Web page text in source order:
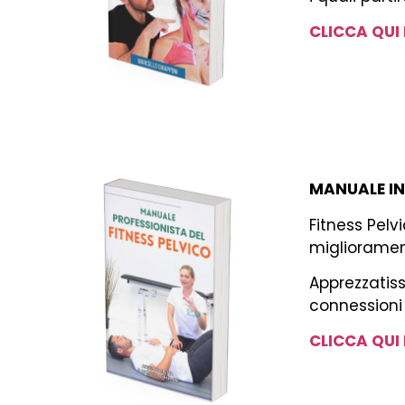
CLICCA QUI
MANUALE
Fitness
CLICCA QUI